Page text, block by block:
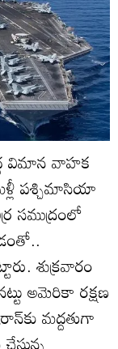
విమాన వాహక
పశ్చిమాసియా
సముద్రంలో
శుక్రవారం
అమెరికా రక్షణ
మద్దతుగా